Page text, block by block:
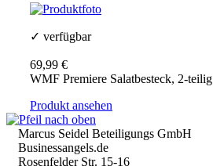
✓ verfügbar
69,99 €
WMF Premiere Salatbesteck, 2-teilig
Produkt ansehen
Marcus Seidel Beteiligungs GmbH
Businessangels.de
Rosenfelder Str. 15-16